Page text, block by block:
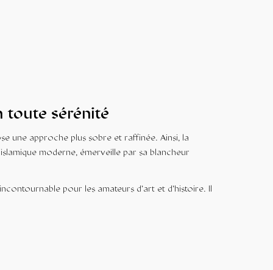
toute sérénité
une approche plus sobre et raffinée. Ainsi, la
moderne, émerveille par sa blancheur
pour les amateurs d’art et d’histoire. Il